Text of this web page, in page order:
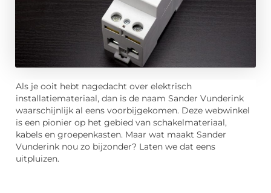
Als je ooit hebt nagedacht over elektrisch
installatiemateriaal, dan is de naam Sander Vunderink
waarschijnlijk al eens voorbijgekomen. Deze webwinkel
is een pionier op het gebied van schakelmateriaal,
kabels en groepenkasten. Maar wat maakt Sander
Vunderink nou zo bijzonder? Laten we dat eens
uitpluizen.